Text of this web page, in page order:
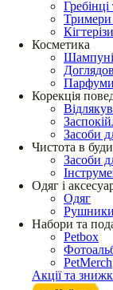
Тримери
Кігтерізи
Косметика
Шампуні
Парфуми
Корекція
Засоби
Чистота в
Засоби
Одяг і
Одяг
Рушники
Набори та
Petbox
PetMerch
Акції та